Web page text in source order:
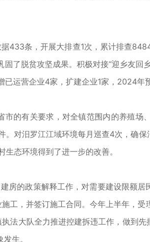
条，开展大排查1次，累计排查
了脱贫攻坚成果。积极对接“迎乡友
运营企业4家，扩建企业1家，2024年
有关要求，对全镇范围内的养殖场
对汨罗江江域环境每月巡查4次，确
态环境得到了进一步的改善。
的政策解释工作，对需要建设限额居
工，并签订施工合同。今年上半年，
法大队全力推进控建拆违工作，做到
生。